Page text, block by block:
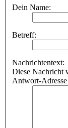
Dein Name:
Betreff:
Nachrichtentext:
Diese Nachricht
Antwort-